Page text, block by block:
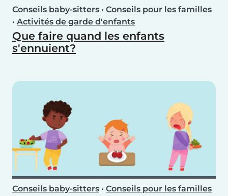
Conseils baby-sitters • Conseils pour les familles
• Activités de garde d'enfants
Que faire quand les enfants
s'ennuient?
Conseils baby-sitters • Conseils pour les familles